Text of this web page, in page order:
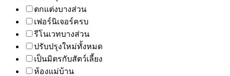
ตกแต่งบางส่วน
เฟอร์นิเจอร์ครบ
รีโนเวทบางส่วน
ปรับปรุงใหม่ทั้งหมด
เป็นมิตรกับสัตว์เลี้ยง
ห้องแม่บ้าน